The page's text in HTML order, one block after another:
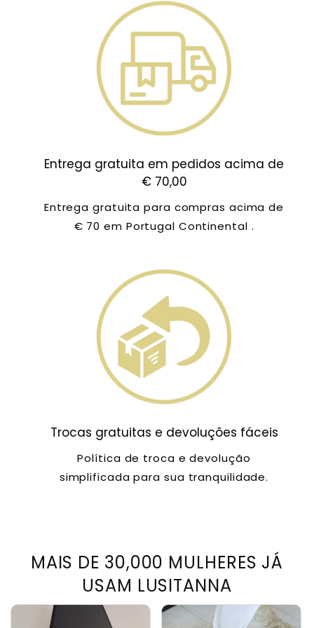
Entrega gratuita em pedidos acima de
€ 70,00
Entrega gratuita para compras acima de
€ 70 em Portugal Continental .
Trocas gratuitas e devoluções fáceis
Política de troca e devolução
simplificada para sua tranquilidade.
MAIS DE 30,000 MULHERES JÁ
USAM LUSITANNA